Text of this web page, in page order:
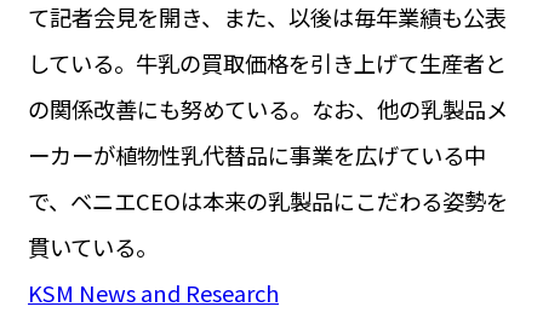
て記者会見を開き、また、以後は毎年業績も公表
している。牛乳の買取価格を引き上げて生産者と
の関係改善にも努めている。なお、他の乳製品メ
ーカーが植物性乳代替品に事業を広げている中
で、ベニエCEOは本来の乳製品にこだわる姿勢を
貫いている。
KSM News and Research